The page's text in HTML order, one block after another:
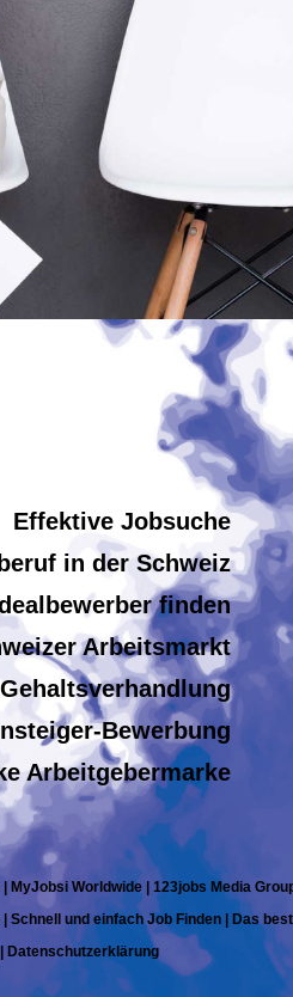
Effektive Jobsuche
in der Schweiz
finden
Arbeitsmarkt
Bewerbung
Arbeitgebermarke
MyJobsi Worldwide | 123jobs Media
und einfach Job Finden | Das
Datenschutzerklärung